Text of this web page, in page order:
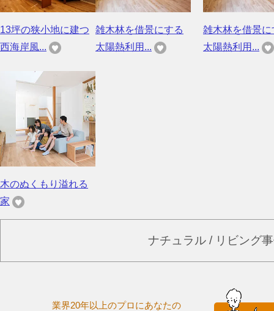
13坪の狭小地に建つ
西海岸風...
雑木林を借景にする
太陽熱利用...
雑木林を借景に
太陽熱利用...
木のぬくもり溢れる
家
ナチュラル / リビング
業界20年以上のプロにあなたの